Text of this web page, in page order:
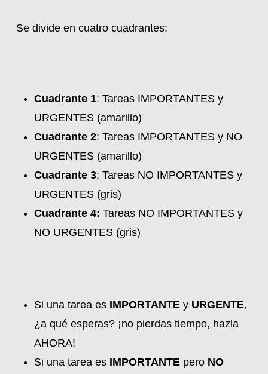
Se divide en cuatro cuadrantes:
Cuadrante 1: Tareas IMPORTANTES y
URGENTES (amarillo)
Cuadrante 2: Tareas IMPORTANTES y NO
URGENTES (amarillo)
Cuadrante 3: Tareas NO IMPORTANTES y
URGENTES (gris)
Cuadrante 4: Tareas NO IMPORTANTES y
NO URGENTES (gris)
Si una tarea es IMPORTANTEy URGENTE,
¿a qué esperas? ¡no pierdas tiempo, hazla
AHORA!
Si una tarea esIMPORTANTE peroNO